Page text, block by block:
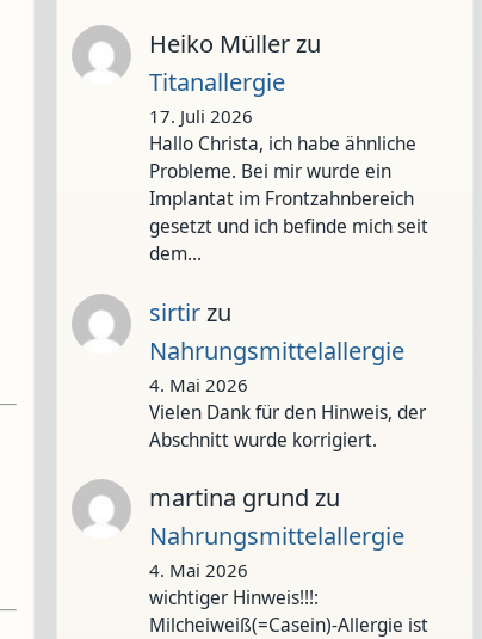
Heiko Müllerzu
Titanallergie
17. Juli 2026
Hallo Christa, ich habe ähnliche
Probleme. Bei mir wurde ein
Implantat im Frontzahnbereich
gesetzt und ich befinde mich seit
dem…
sirtirzu
Nahrungsmittelallergie
4. Mai 2026
Vielen Dank für den Hinweis, der
Abschnitt wurde korrigiert.
martina grund zu
Nahrungsmittelallergie
4. Mai 2026
wichtiger Hinweis!!!:
Milcheiweiß(=Casein)-Allergie ist